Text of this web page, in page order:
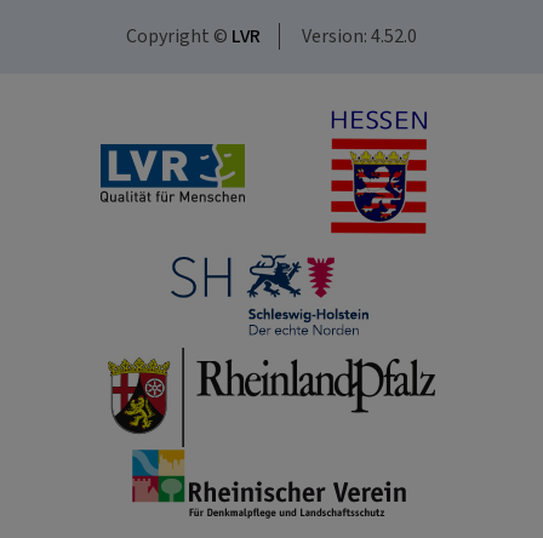
Copyright © LVR Version: 4.52.0